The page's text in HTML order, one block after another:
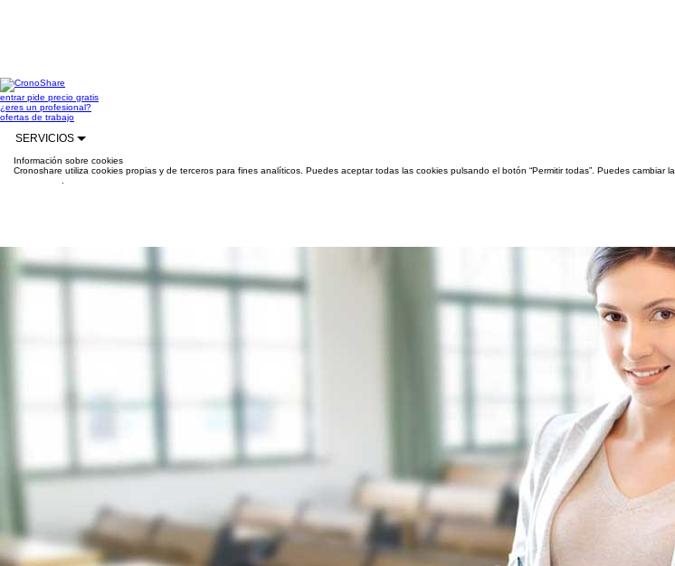
entrarpide precio gratis
¿eres un profesional?
ofertas de trabajo
SERVICIOS
Información sobre cookies
Cronoshare utiliza cookies propias y de terceros para fines analíticos. Puedes aceptar todas las cookies pulsando el botón “Permitir todas”. Puedes cambiar la